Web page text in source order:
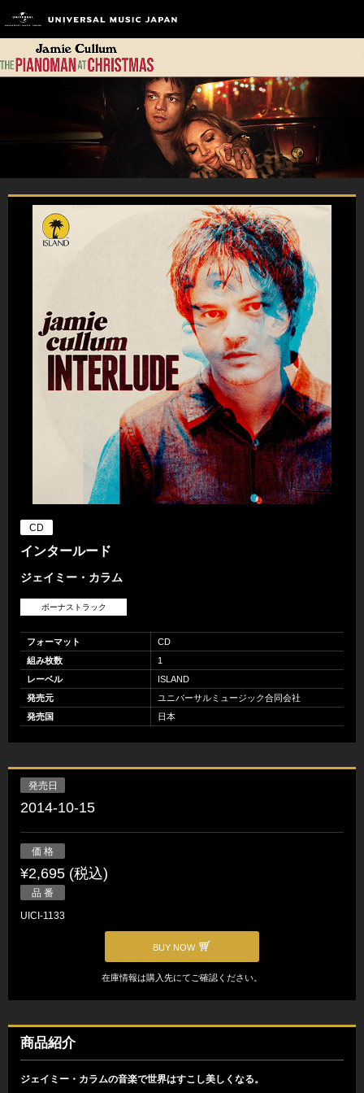
CD
インタールード
ジェイミー・カラム
ボーナストラック
フォーマット
CD
組み枚数
1
レーベル
ISLAND
発売元
ユニバーサルミュージック合同会社
発売国
日本
発売日
2014-10-15
価 格
¥2,695 (税込)
品 番
UICI-1133
BUY NOW
在庫情報は購入先にてご確認ください。
商品紹介
ジェイミー・カラムの音楽で世界はすこし美しくなる。